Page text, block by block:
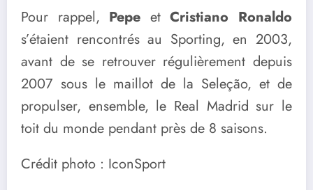
Pour rappel, Pepe etCristiano Ronaldo
s’étaient rencontrés au Sporting, en 2003,
avant de se retrouver régulièrement depuis
2007 sous le maillot de la Seleção, et de
propulser, ensemble, le Real Madrid sur le
toit du monde pendant près de 8 saisons.
Crédit photo : IconSport